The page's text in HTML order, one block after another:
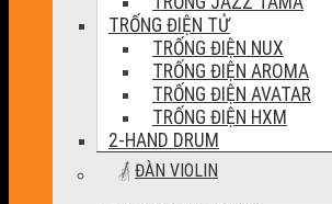
TRỐNG ĐIỆN TỬ
TRỐNG ĐIỆN NUX
TRỐNG ĐIỆN AROMA
TRỐNG ĐIỆN AVATAR
TRỐNG ĐIỆN HXM
2-HAND DRUM
ĐÀN VIOLIN